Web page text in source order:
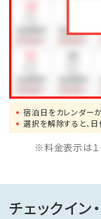
宿泊日をカレンダー
選択を解除すると、
※料金表示は１
チェックイン